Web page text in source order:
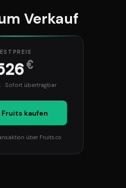
Verkauf
€
· Sofort übertragbar
Fruits kaufen
über Fruits.co